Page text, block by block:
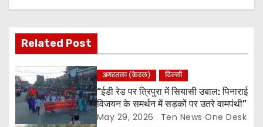
v
g
a
t
Related Post
अगरतला (केरल) दिल्ली
“ईडी रेड पर त्रिपुरा में सियासी उबाल: पिनाराई
विजयन के समर्थन में सड़कों पर उतरे वामपंथी”
May 29, 2026 Ten News One Desk